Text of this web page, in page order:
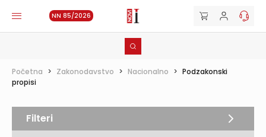
NN 85/2026
Početna > Zakonodavstvo > Nacionalno > Podzakonski
propisi
Filteri